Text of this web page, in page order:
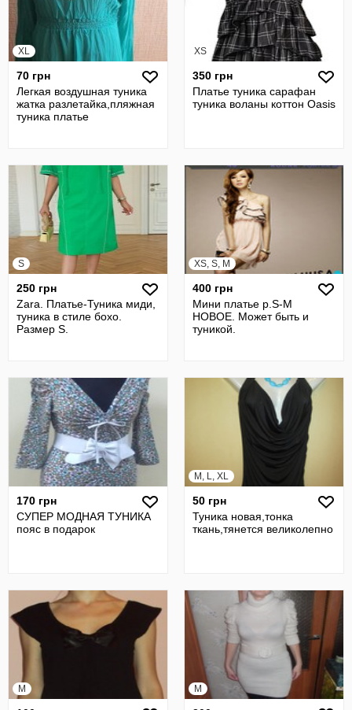
XL
70 грн
Легкая воздушная туника
жатка разлетайка,пляжная
туника платье
XS
350 грн
Платье туника сарафан
туника воланы коттон Oasis
S
250 грн
Zara. Платье-Туника миди,
туника в стиле бохо.
Размер S.
XS, S, M
400 грн
Мини платье р.S-M
НОВОЕ. Может быть и
туникой.
170 грн
СУПЕР МОДНАЯ ТУНИКА
пояс в подарок
M, L, XL
50 грн
Туника новая,тонка
ткань,тянется великолепно
M M